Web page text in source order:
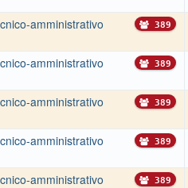
amministrativo 389
amministrativo 389
amministrativo 389
amministrativo 389
amministrativo 389